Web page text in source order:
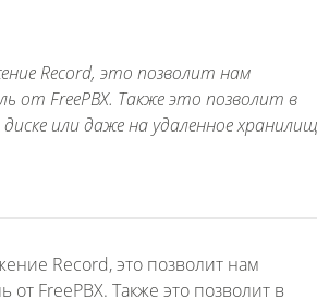
Record, это позволит нам
от FreePBX. Также это позволит в
или даже на удаленное
Record, это позволит нам
FreePBX. Также это позволит в